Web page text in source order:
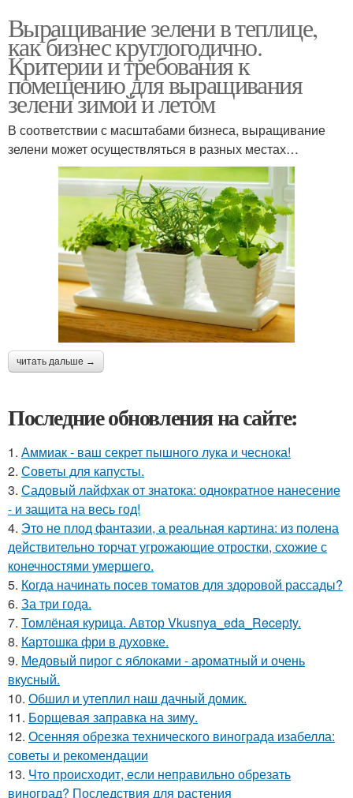
Выращивание зелени в теплице,
как бизнес круглогодично.
Критерии и требования к
помещению для выращивания
зелени зимой и летом
В соответствии с масштабами бизнеса, выращивание
зелени может осуществляться в разных местах…
читать дальше →
Последние обновления на сайте:
1. Аммиак - ваш секрет пышного лука и чеснока!
2. Советы для капусты.
3. Садовый лайфхак от знатока: однократное нанесение
- и защита на весь год!
4. Это не плод фантазии, а реальная картина: из полена
действительно торчат угрожающие отростки, схожие с
конечностями умершего.
5. Когда начинать посев томатов для здоровой рассады?
6. За три года.
7. Томлёная курица. Автор Vkusnya_eda_Recepty.
8. Картошка фри в духовке.
9. Медовый пирог с яблоками - ароматный и очень
вкусный.
10. Обшил и утеплил наш дачный домик.
11. Борщевая заправка на зиму.
12. Осенняя обрезка технического винограда изабелла:
советы и рекомендации
13. Что происходит, если неправильно обрезать
виноград? Последствия для растения